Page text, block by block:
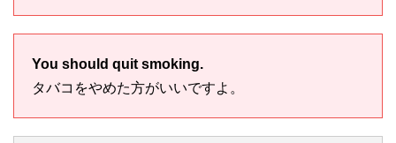
You should quit smoking.
タバコをやめた方がいいですよ。